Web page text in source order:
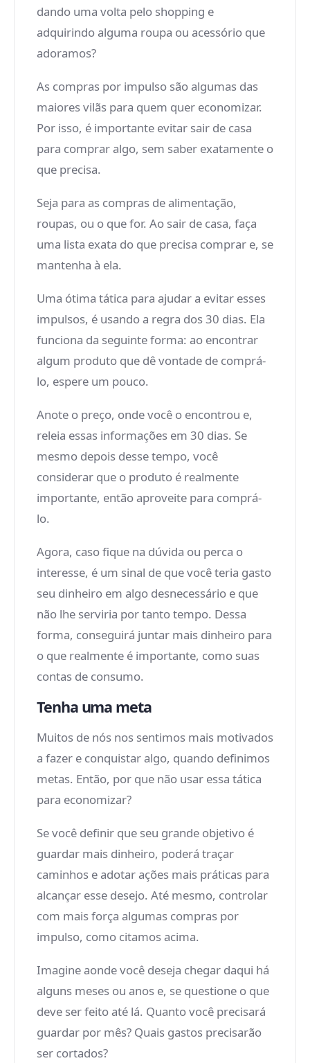
dando uma volta pelo shopping e
adquirindo alguma roupa ou acessório que
adoramos?
As compras por impulso são algumas das
maiores vilãs para quem quer economizar.
Por isso, é importante evitar sair de casa
para comprar algo, sem saber exatamente o
que precisa.
Seja para as compras de alimentação,
roupas, ou o que for. Ao sair de casa, faça
uma lista exata do que precisa comprar e, se
mantenha à ela.
Uma ótima tática para ajudar a evitar esses
impulsos, é usando a regra dos 30 dias. Ela
funciona da seguinte forma: ao encontrar
algum produto que dê vontade de comprá-
lo, espere um pouco.
Anote o preço, onde você o encontrou e,
releia essas informações em 30 dias. Se
mesmo depois desse tempo, você
considerar que o produto é realmente
importante, então aproveite para comprá-
lo.
Agora, caso fique na dúvida ou perca o
interesse, é um sinal de que você teria gasto
seu dinheiro em algo desnecessário e que
não lhe serviria por tanto tempo. Dessa
forma, conseguirá juntar mais dinheiro para
o que realmente é importante, como suas
contas de consumo.
Tenha uma meta
Muitos de nós nos sentimos mais motivados
a fazer e conquistar algo, quando definimos
metas. Então, por que não usar essa tática
para economizar?
Se você definir que seu grande objetivo é
guardar mais dinheiro, poderá traçar
caminhos e adotar ações mais práticas para
alcançar esse desejo. Até mesmo, controlar
com mais força algumas compras por
impulso, como citamos acima.
Imagine aonde você deseja chegar daqui há
alguns meses ou anos e, se questione o que
deve ser feito até lá. Quanto você precisará
guardar por mês? Quais gastos precisarão
ser cortados?